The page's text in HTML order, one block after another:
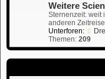
Weitere
Sternenzeit: weit
anderen
Unterforen:
Themen: 209